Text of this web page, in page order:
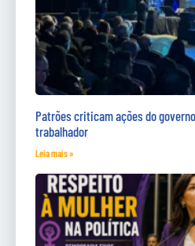
Patrões criticam ações do
trabalhador
Leia mais »